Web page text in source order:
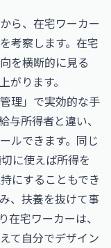
ら、在宅ワーカー
考察します。在宅
を横断的に見る
がります。
理」で実効的な手
与所得者と違い、
ルできます。同じ
に使えば所得を
にすることもでき
、扶養を抜けて事
在宅ワーカーは、
て自分でデザイン